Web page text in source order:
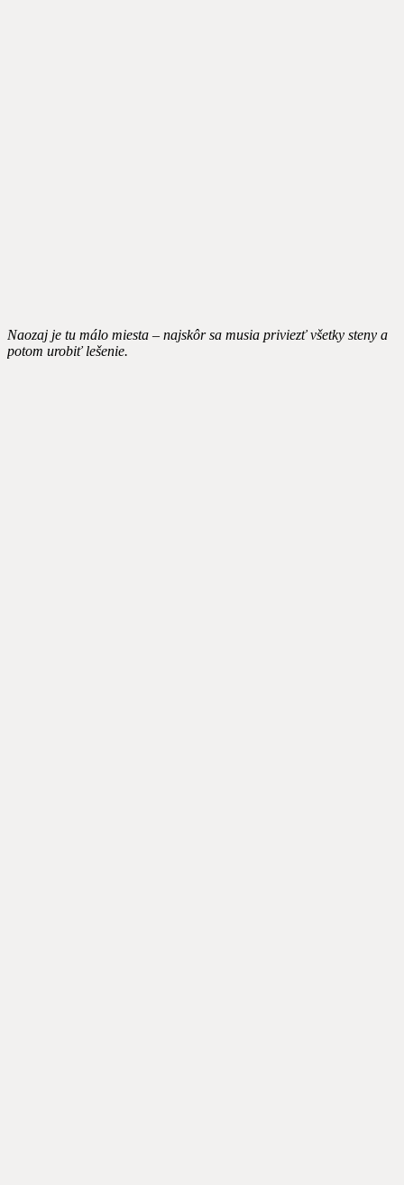
Naozaj je tu málo miesta – najskôr sa musia priviezť všetky steny a
potom urobiť lešenie.